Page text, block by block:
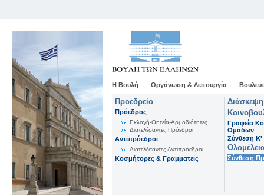
Η Βουλή Οργάνωση & Λειτουργία
Προεδρείο
Πρόεδρος
Εκλογή-Θητεία-Αρμοδιότητες
Διατελέσαντες Πρόεδροι
Αντιπρόεδροι
Διατελέσαντες Αντιπρόεδροι
Κοσμήτορες & Γραμματείς
Γραφεία
Ομάδων
Σύνθεση K'
Σύνθεση